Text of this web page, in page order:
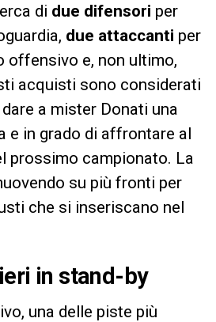
di due difensori per
due attaccanti per
offensivo e, non ultimo,
acquisti sono considerati
a mister Donati una
e in grado di affrontare al
prossimo campionato. La
su più fronti per
che si inseriscano nel
in stand-by
una delle piste più